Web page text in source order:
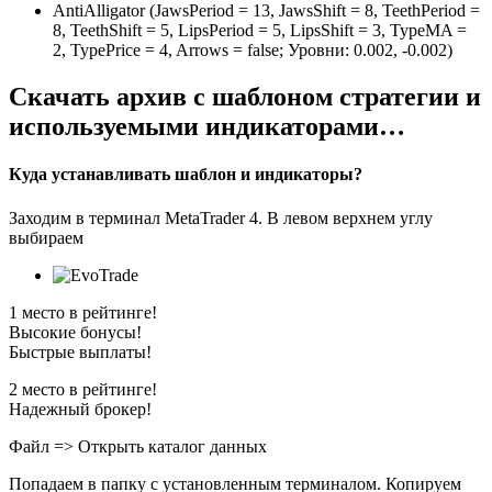
AntiAlligator (JawsPeriod = 13, JawsShift = 8, TeethPeriod =
8, TeethShift = 5, LipsPeriod = 5, LipsShift = 3, TypeMA =
2, TypePrice = 4, Arrows = false; Уровни: 0.002, -0.002)
Скачать архив с шаблоном стратегии и
используемыми индикаторами…
Куда устанавливать шаблон и индикаторы?
Заходим в терминал MetaTrader 4. В левом верхнем углу
выбираем
1 место в рейтинге!
Высокие бонусы!
Быстрые выплаты!
2 место в рейтинге!
Надежный брокер!
Файл => Открыть каталог данных
Попадаем в папку с установленным терминалом. Копируем